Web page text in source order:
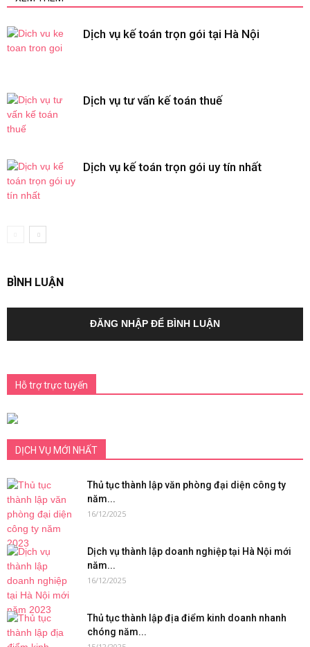
Dịch vụ kế toán trọn gói tại Hà Nội
Dịch vụ tư vấn kế toán thuế
Dịch vụ kế toán trọn gói uy tín nhất
BÌNH LUẬN
ĐĂNG NHẬP ĐỂ BÌNH LUẬN
Hỗ trợ trực tuyến
DỊCH VỤ MỚI NHẤT
Thủ tục thành lập văn phòng đại diện công ty
năm...
16/12/2025
Dịch vụ thành lập doanh nghiệp tại Hà Nội mới
năm...
16/12/2025
Thủ tục thành lập địa điểm kinh doanh nhanh
chóng năm...